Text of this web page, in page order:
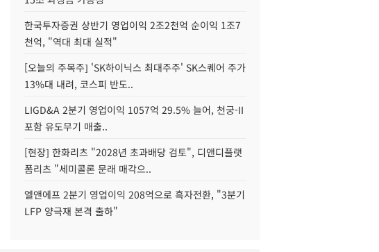
한국투자증권 상반기 영업이익 2조2천억 순이익 1조7
천억, "역대 최대 실적"
[오늘의 주목주] 'SK하이닉스 최대주주' SK스퀘어 주가
13%대 내려, 코스피 반도..
LIGD&A 2분기 영업이익 1057억 29.5% 늘어, 천궁-II
포함 유도무기 매출..
[현장] 한화리츠 "2028년 초과배당 검토", 디앤디플랫
폼리츠 "세미콜론 문래 매각으..
엘앤에프 2분기 영업이익 208억으로 흑자전환, "3분기
LFP 양극재 본격 출하"